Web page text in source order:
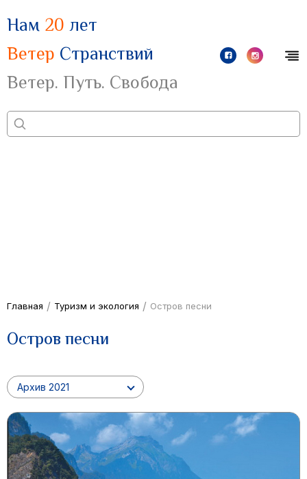
Нам 20 лет
Ветер Странствий
Ветер. Путь. Свобода
Главная / Туризм и экология / Остров песни
Остров песни
Архив 2021